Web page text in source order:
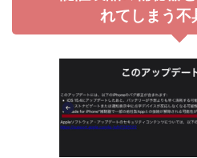
れてしまう不